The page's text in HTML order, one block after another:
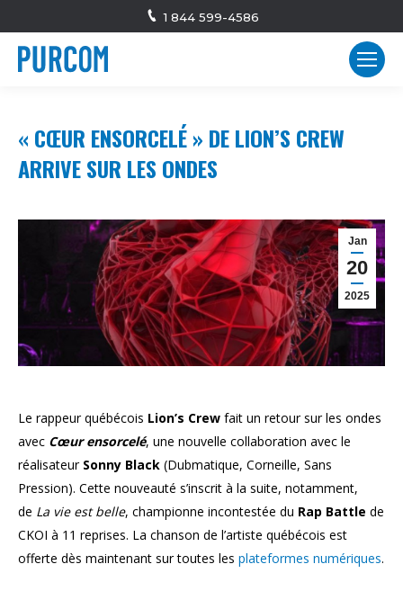
1 844 599-4586
« CŒUR ENSORCELÉ » DE LION’S CREW
ARRIVE SUR LES ONDES
Jan
20
2025
Le rappeur québécois Lion’s Crew fait un retour sur les ondes
avec Cœur ensorcelé, une nouvelle collaboration avec le
réalisateur Sonny Black (Dubmatique, Corneille, Sans
Pression). Cette nouveauté s’inscrit à la suite, notamment,
de La vie est belle, championne incontestée du Rap Battle de
CKOI à 11 reprises. La chanson de l’artiste québécois est
offerte dès maintenant sur toutes les plateformes numériques.